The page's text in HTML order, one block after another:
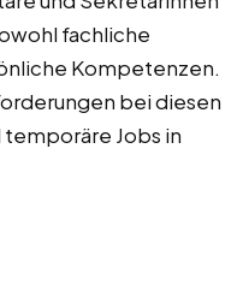
fachliche
Kompetenzen.
bei diesen
Jobs in